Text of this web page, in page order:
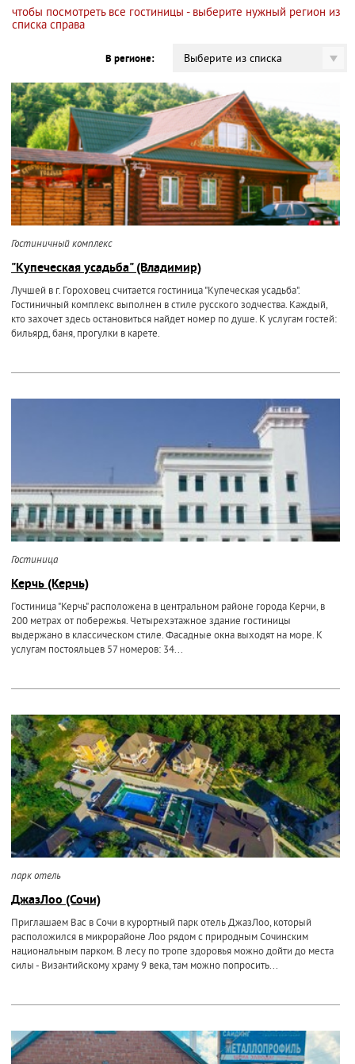
чтобы посмотреть все гостиницы - выберите нужный регион из
списка справа
В регионе: Выберите из списка
Гостиничный комплекс
"Купеческая усадьба" (Владимир)
Лучшей в г. Гороховец считается гостиница "Купеческая усадьба".
Гостиничный комплекс выполнен в стиле русского зодчества. Каждый,
кто захочет здесь остановиться найдет номер по душе. К услугам гостей:
бильярд, баня, прогулки в карете.
Гостиница
Керчь (Керчь)
Гостиница "Керчь" расположена в центральном районе города Керчи, в
200 метрах от побережья. Четырехэтажное здание гостиницы
выдержано в классическом стиле. Фасадные окна выходят на море. К
услугам постояльцев 57 номеров: 34...
парк отель
ДжазЛоо (Сочи)
Приглашаем Вас в Сочи в курортный парк отель ДжазЛоо, который
расположился в микрорайоне Лоо рядом с природным Сочинским
национальным парком. В лесу по тропе здоровья можно дойти до места
силы - Византийскому храму 9 века, там можно попросить...